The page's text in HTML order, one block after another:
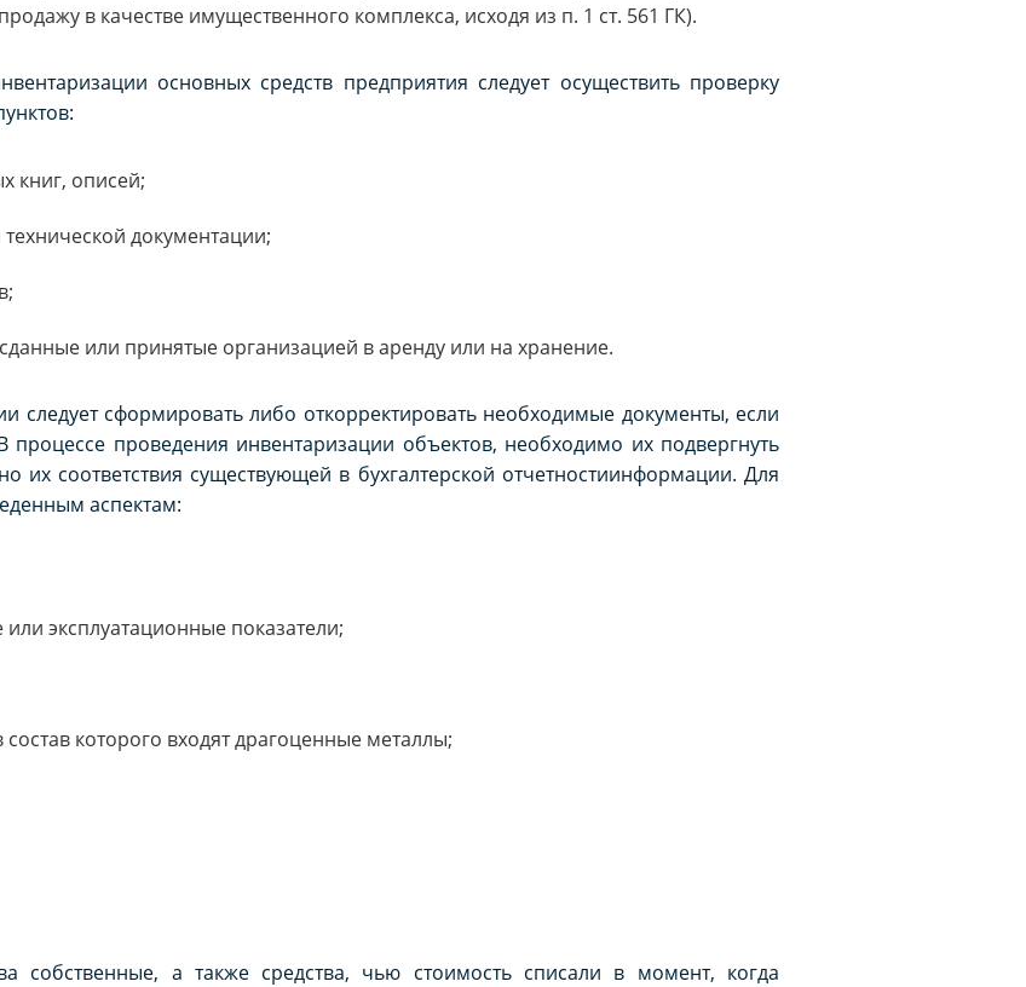
в качестве имущественного комплекса, исходя из п. 1 ст. 561 ГК).
основных средств предприятия следует осуществить проверку
книг, описей;
документации;
или принятые организацией в аренду или на хранение.
следует сформировать либо откорректировать необходимые документы, если
проведения инвентаризации объектов, необходимо их подвергнуть
их соответствия существующей в бухгалтерской отчетностиинформации. Для
аспектам:
эксплуатационные показатели;
которого входят драгоценные металлы;
собственные, а также средства, чью стоимость списали в момент, когда